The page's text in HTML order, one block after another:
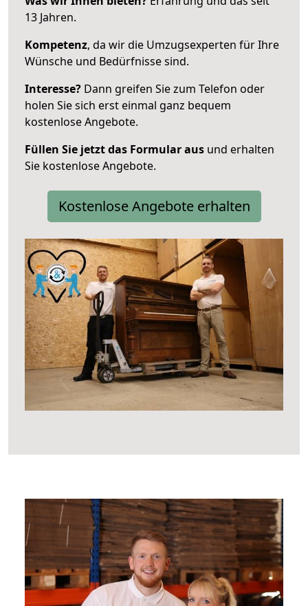
13 Jahren.
Kompetenz, da wir die Umzugsexperten für Ihre
Wünsche und Bedürfnisse sind.
Interesse? Dann greifen Sie zum Telefon oder
holen Sie sich erst einmal ganz bequem
kostenlose Angebote.
Füllen Sie jetzt das Formular aus und erhalten
Sie kostenlose Angebote.
Kostenlose Angebote erhalten